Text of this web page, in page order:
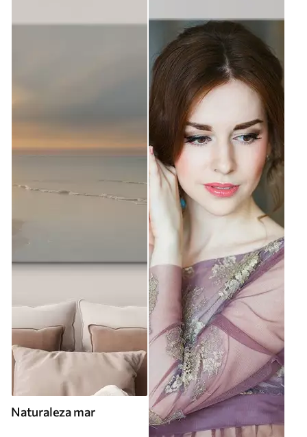
Naturaleza mar